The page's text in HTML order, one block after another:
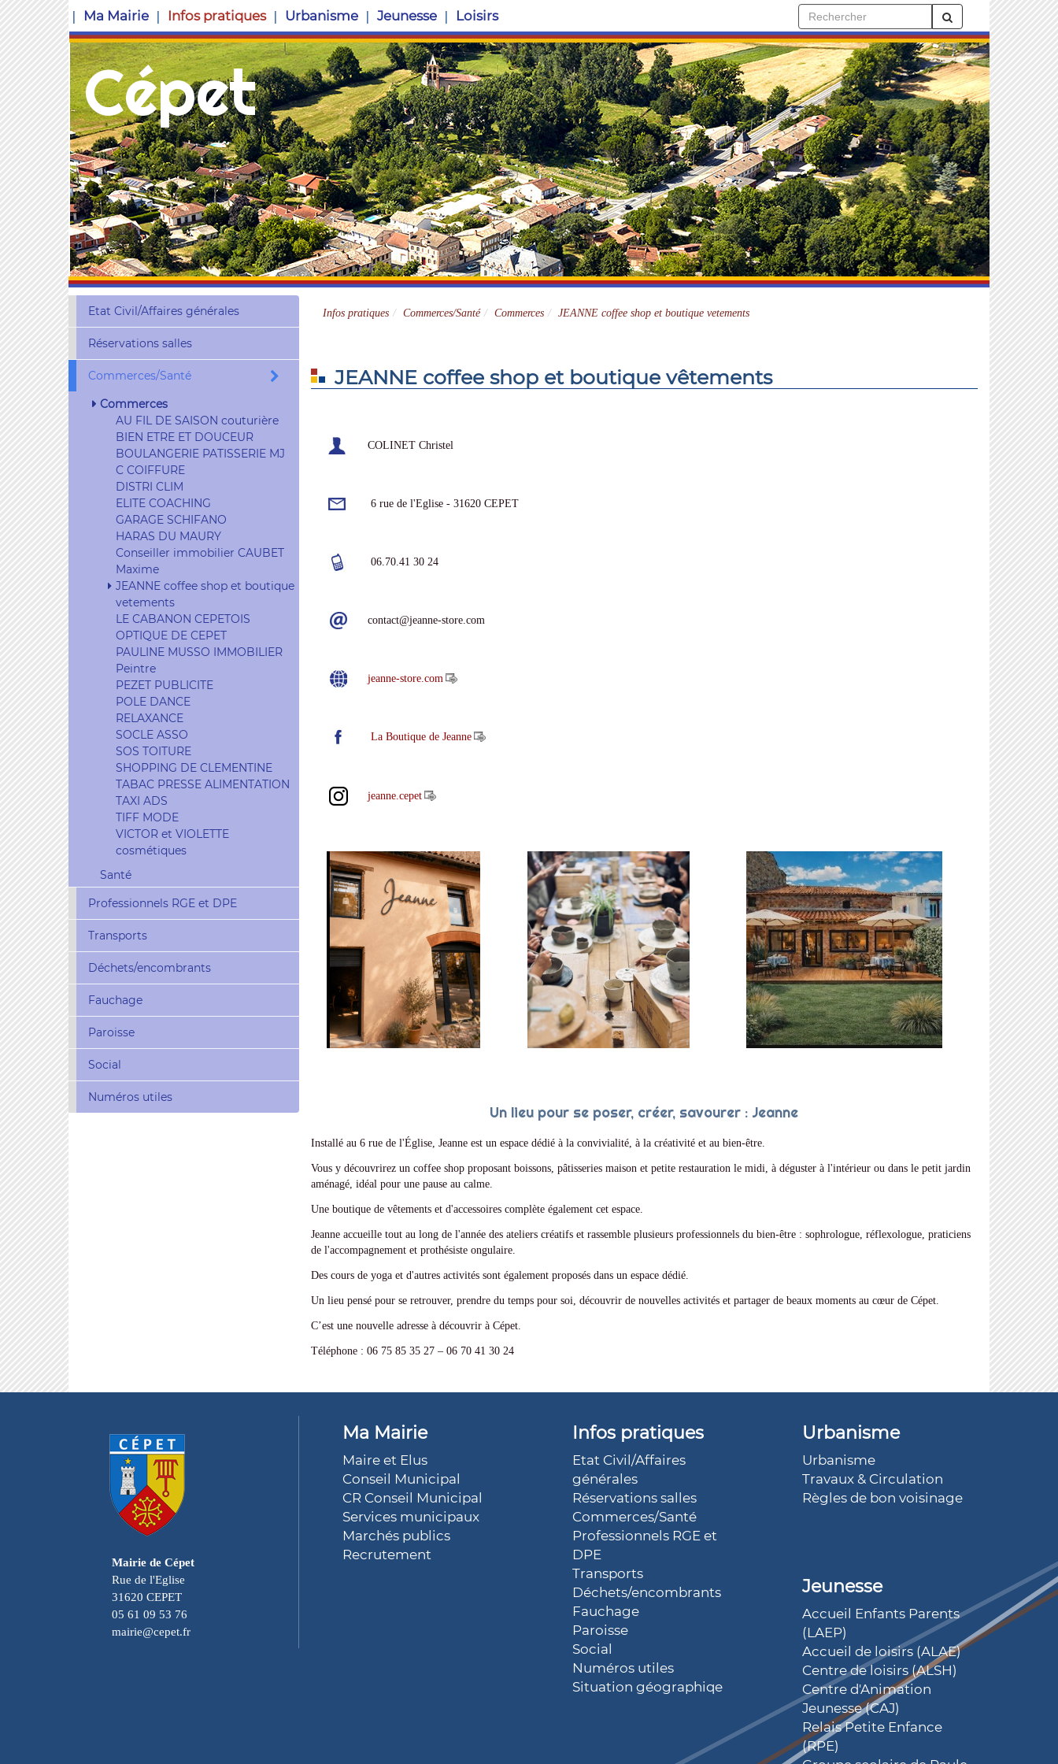
Ma Mairie Infos pratiques Urbanisme Jeunesse Loisirs
Cépet
Site officiel
Infos pratiques Commerces/Santé Commerces JEANNE coffee shop et boutique vetements
JEANNE coffee shop et boutique vêtements
COLINET Christel
6 rue de l'Eglise - 31620 CEPET
06.70.41 30 24
contact@jeanne-store.com
jeanne-store.com
La Boutique de Jeanne
jeanne.cepet
Un lieu pour se poser, créer, savourer : Jeanne
Installé au 6 rue de l'Église, Jeanne est un espace dédié à la convivialité, à la créativité et au bien-être.
Vous y découvrirez un coffee shop proposant boissons, pâtisseries maison et petite restauration le midi, à déguster à l'intérieur ou dans le petit jardin
aménagé, idéal pour une pause au calme.
Une boutique de vêtements et d'accessoires complète également cet espace.
Jeanne accueille tout au long de l'année des ateliers créatifs et rassemble plusieurs professionnels du bien-être : sophrologue, réflexologue, praticiens
de l'accompagnement et prothésiste ongulaire.
Des cours de yoga et d'autres activités sont également proposés dans un espace dédié.
Un lieu pensé pour se retrouver, prendre du temps pour soi, découvrir de nouvelles activités et partager de beaux moments au cœur de Cépet.
C’est une nouvelle adresse à découvrir à Cépet.
Téléphone : 06 75 85 35 27 – 06 70 41 30 24
Etat Civil/Affaires générales
Réservations salles
Commerces/Santé
Commerces
AU FIL DE SAISON couturière
BIEN ETRE ET DOUCEUR
BOULANGERIE PATISSERIE MJ
C COIFFURE
DISTRI CLIM
ELITE COACHING
GARAGE SCHIFANO
HARAS DU MAURY
Conseiller immobilier CAUBET
Maxime
JEANNE coffee shop et boutique
vetements
LE CABANON CEPETOIS
OPTIQUE DE CEPET
PAULINE MUSSO IMMOBILIER
Peintre
PEZET PUBLICITE
POLE DANCE
RELAXANCE
SOCLE ASSO
SOS TOITURE
SHOPPING DE CLEMENTINE
TABAC PRESSE ALIMENTATION
TAXI ADS
TIFF MODE
VICTOR et VIOLETTE
cosmétiques
Santé
Professionnels RGE et DPE
Transports
Déchets/encombrants
Fauchage
Paroisse
Social
Numéros utiles
Mairie de Cépet
Rue de l'Eglise
31620 CEPET
05 61 09 53 76
mairie@cepet.fr
Ma Mairie
Maire et Elus
Conseil Municipal
CR Conseil Municipal
Services municipaux
Marchés publics
Recrutement
Infos pratiques
Etat Civil/Affaires
générales
Réservations salles
Commerces/Santé
Professionnels RGE et
DPE
Transports
Déchets/encombrants
Fauchage
Paroisse
Social
Numéros utiles
Situation géographiqe
Urbanisme
Urbanisme
Travaux & Circulation
Règles de bon voisinage
Jeunesse
Accueil Enfants Parents
(LAEP)
Accueil de loisirs (ALAE)
Centre de loisirs (ALSH)
Centre d'Animation
Jeunesse (CAJ)
Relais Petite Enfance
(RPE)